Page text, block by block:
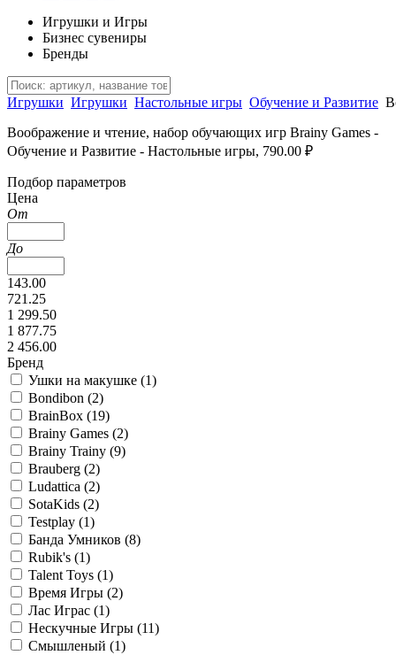
Игрушки и Игры
Бизнес сувениры
Бренды
Игрушки Игрушки Настольные игры Обучение и Развитие
Воображение и чтение, набор обучающих игр Brainy Games -
Обучение и Развитие - Настольные игры, 790.00 ₽
Подбор параметров
Цена
От
До
143.00
721.25
1 299.50
1 877.75
2 456.00
Бренд
Ушки на макушке (1)
Bondibon (2)
BrainBox (19)
Brainy Games (2)
Brainy Trainy (9)
Brauberg (2)
Ludattica (2)
SotaKids (2)
Testplay (1)
Банда Умников (8)
Rubik's (1)
Talent Toys (1)
Время Игры (2)
Лас Играс (1)
Нескучные Игры (11)
Смышленый (1)